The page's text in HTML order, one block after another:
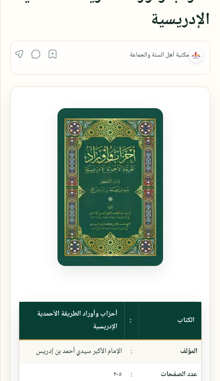
الإدريسية
الكتاب :
أحزاب وأوراد الطريقة الأحمدية
الإدريسية
المؤلف
:
الإمام الأكبر سيدي أحمد بن إدريس
عدد الصفحات
: ٢٠٥